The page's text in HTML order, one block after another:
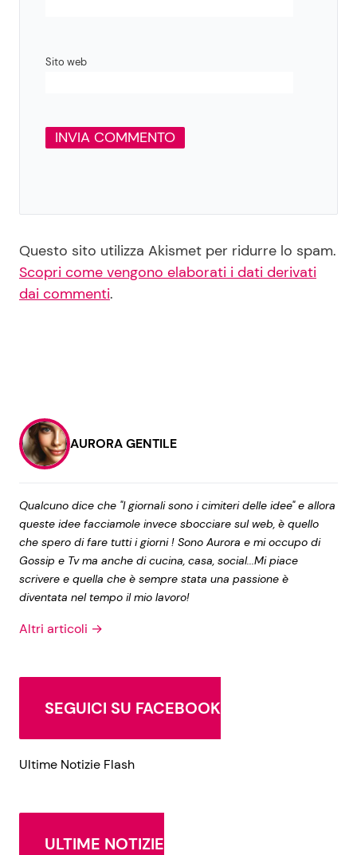
Sito web
Questo sito utilizza Akismet per ridurre lo spam.
Scopri come vengono elaborati i dati derivati
dai commenti.
AURORA GENTILE
Qualcuno dice che "I giornali sono i cimiteri delle idee" e allora
queste idee facciamole invece sbocciare sul web, è quello
che spero di fare tutti i giorni ! Sono Aurora e mi occupo di
Gossip e Tv ma anche di cucina, casa, social...Mi piace
scrivere e quella che è sempre stata una passione è
diventata nel tempo il mio lavoro!
Altri articoli →
SEGUICI SU FACEBOOK
Ultime Notizie Flash
ULTIME NOTIZIE